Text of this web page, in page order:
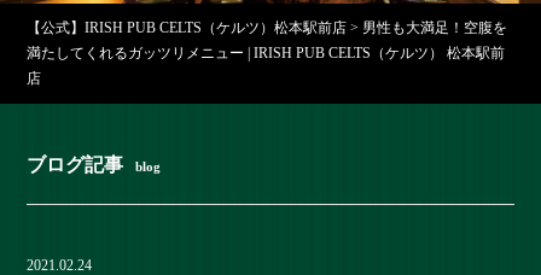
【公式】IRISH PUB CELTS（ケルツ）松本駅前店 > 男性も大満足！空腹を
満たしてくれるガッツリメニュー | IRISH PUB CELTS（ケルツ） 松本駅前
店
ブログ記事 blog
2021.02.24